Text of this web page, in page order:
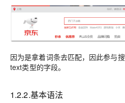
因为是拿着词条去匹配，因此参与
text类型的字段。
1.2.2.基本语法